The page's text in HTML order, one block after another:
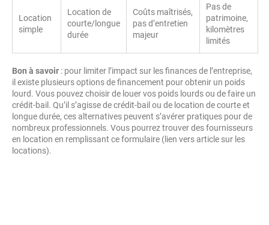
Location
simple
Location de
courte/longue
durée
Coûts maîtrisés,
pas d’entretien
majeur
Pas de
patrimoine,
kilomètres
limités
Bon à savoir : pour limiter l’impact sur les finances de l’entreprise,
il existe plusieurs options de financement pour obtenir un poids
lourd. Vous pouvez choisir de louer vos poids lourds ou de faire un
crédit-bail. Qu’il s’agisse de crédit-bail ou de location de courte et
longue durée, ces alternatives peuvent s’avérer pratiques pour de
nombreux professionnels. Vous pourrez trouver des fournisseurs
en location en remplissant ce formulaire (lien vers article sur les
locations).